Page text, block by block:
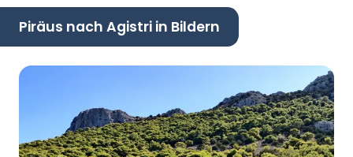
Piräus nach Agistri in Bildern